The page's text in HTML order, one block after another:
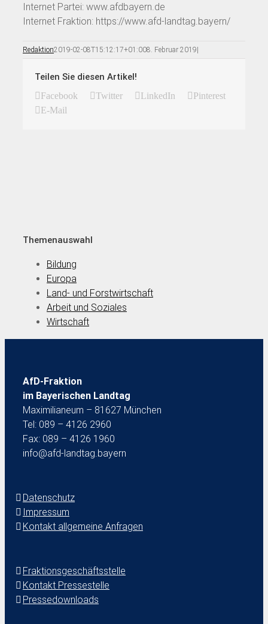
Internet Partei: www.afdbayern.de
Internet Fraktion: https://www.afd-landtag.bayern/
Redaktion2019-02-08T15:12:17+01:008. Februar 2019|
Teilen Sie diesen Artikel!
Facebook Twitter LinkedIn
Pinterest
E-Mail
Themenauswahl
Bildung
Europa
Land- und Forstwirtschaft
Arbeit und Soziales
Wirtschaft
AfD-Fraktion
im Bayerischen Landtag
Maximilianeum – 81627 München
Tel: 089 – 4126 2960
Fax: 089 – 4126 1960
info@afd-landtag.bayern
Datenschutz
Impressum
Kontakt allgemeine Anfragen
Fraktionsgeschäftsstelle
Kontakt Pressestelle
Pressedownloads